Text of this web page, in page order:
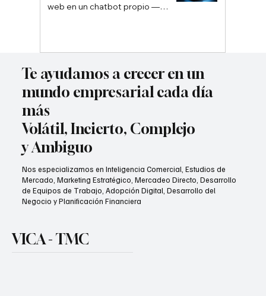
web en un chatbot propio —
Te ayudamos a crecer en un
mundo empresarial cada día
más
Volátil, Incierto, Complejo
y Ambiguo
Nos especializamos en Inteligencia Comercial, Estudios de
Mercado, Marketing Estratégico, Mercadeo Directo, Desarrollo
de Equipos de Trabajo, Adopción Digital, Desarrollo del
Negocio y Planificación Financiera
VICA - TMC